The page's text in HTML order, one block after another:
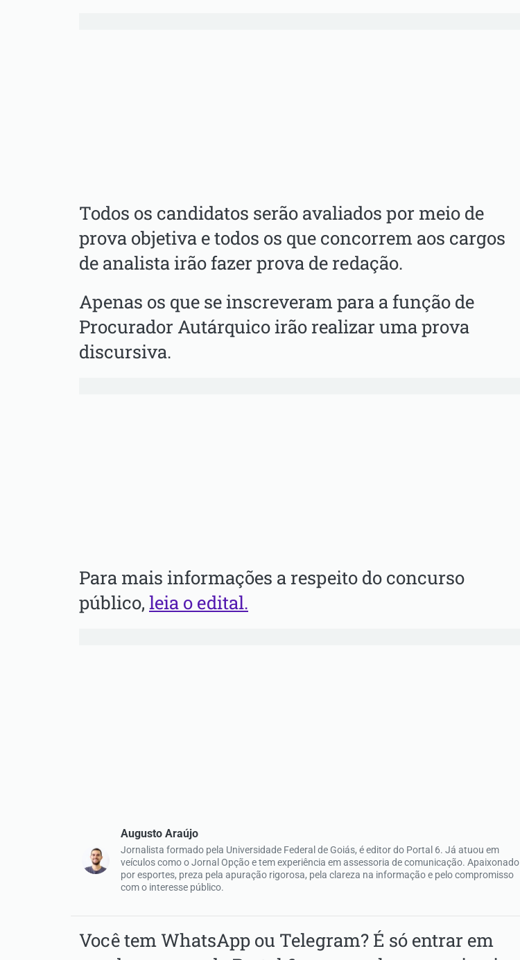
Todos os candidatos serão avaliados por meio de
prova objetiva e todos os que concorrem aos cargos
de analista irão fazer prova de redação.
Apenas os que se inscreveram para a função de
Procurador Autárquico irão realizar uma prova
discursiva.
Para mais informações a respeito do concurso
público, leia o edital.
Augusto Araújo
Jornalista formado pela Universidade Federal de Goiás, é editor do Portal 6. Já atuou em
veículos como o Jornal Opção e tem experiência em assessoria de comunicação. Apaixonado
por esportes, preza pela apuração rigorosa, pela clareza na informação e pelo compromisso
com o interesse público.
Você tem WhatsApp ou Telegram? É só entrar em